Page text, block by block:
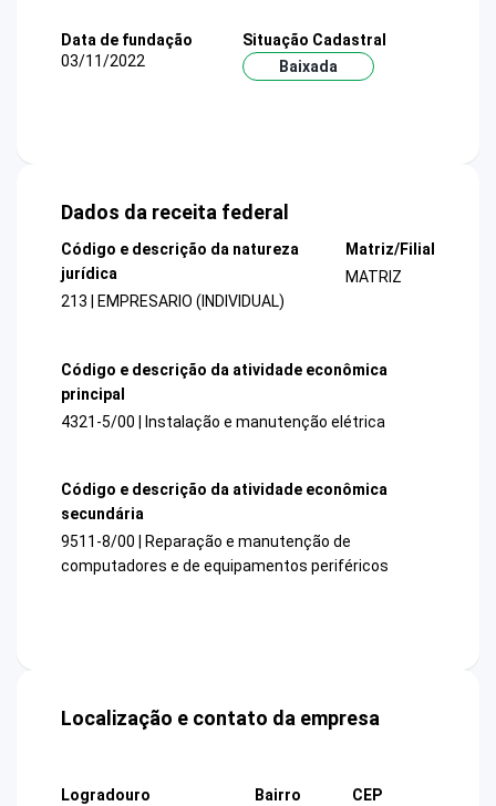
Data de fundação
03/11/2022
Situação Cadastral
Baixada
Dados da receita federal
Código e descrição da natureza
jurídica
213 | EMPRESARIO (INDIVIDUAL)
Matriz/Filial
MATRIZ
Código e descrição da atividade econômica
principal
4321-5/00 | Instalação e manutenção elétrica
Código e descrição da atividade econômica
secundária
9511-8/00 | Reparação e manutenção de
computadores e de equipamentos periféricos
Localização e contato da empresa
Logradouro
Bairro
CEP